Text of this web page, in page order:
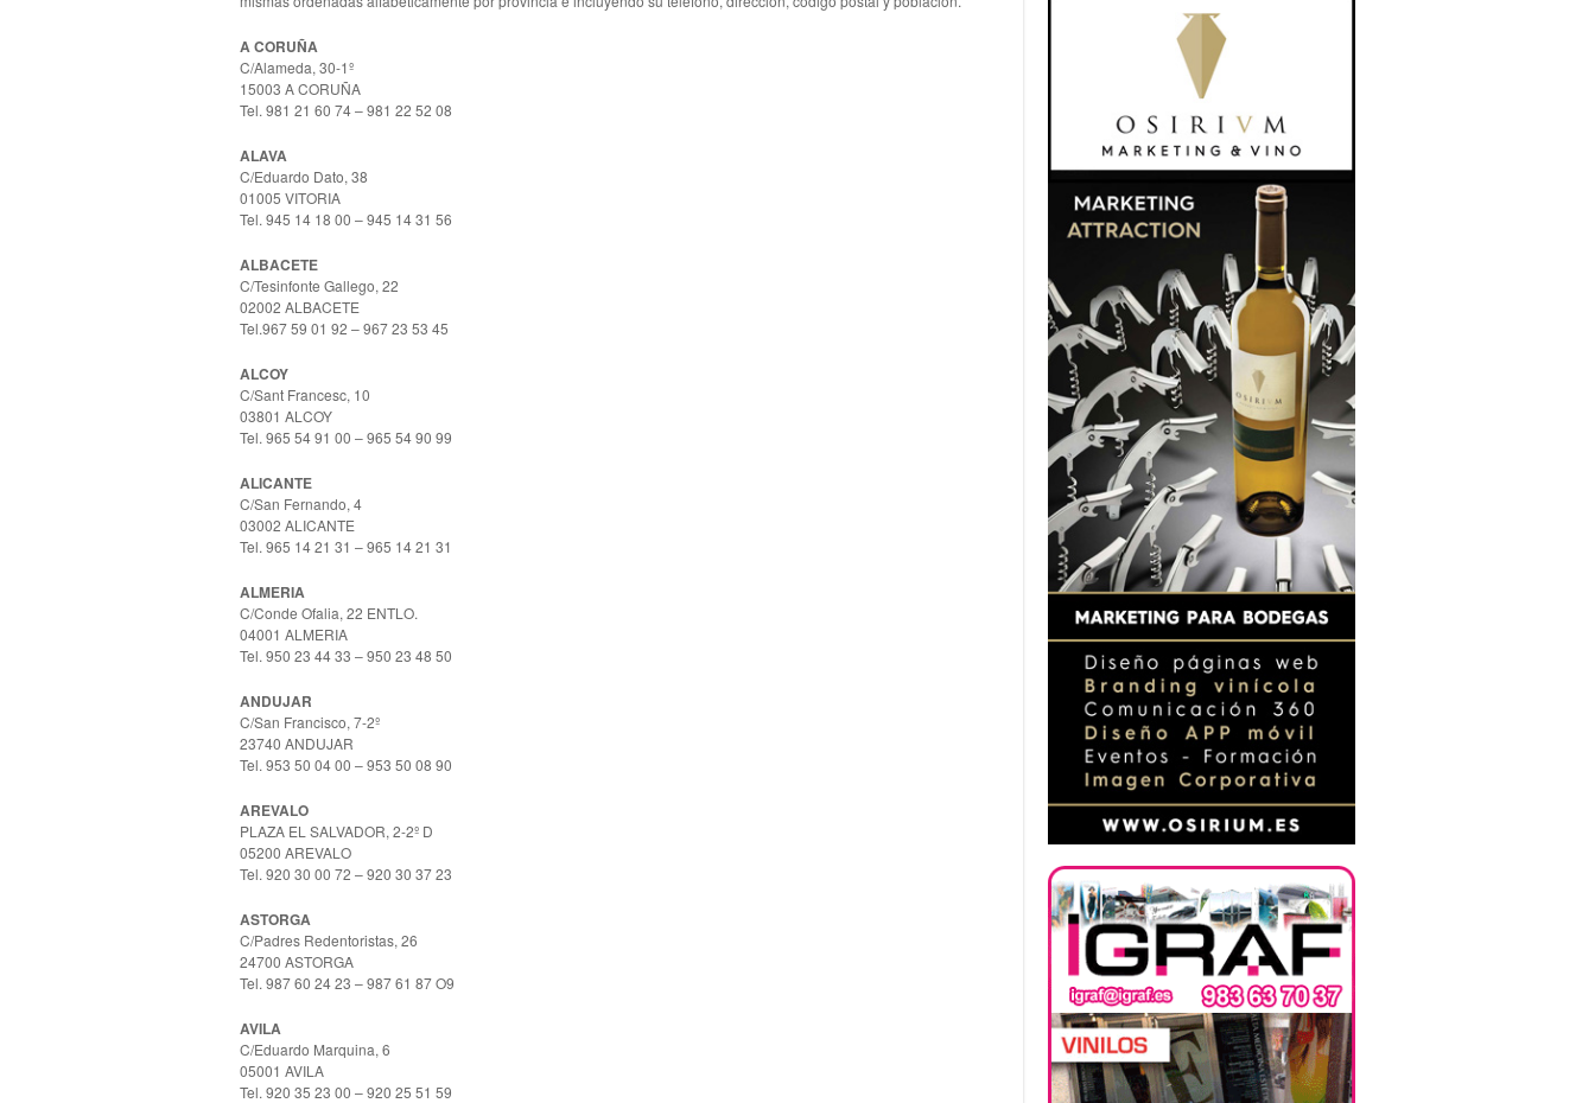
A CORUÑA
C/Alameda, 30-1º
15003 A CORUÑA
Tel. 981 21 60 74 – 981 22 52 08
ALAVA
C/Eduardo Dato, 38
01005 VITORIA
Tel. 945 14 18 00 – 945 14 31 56
ALBACETE
C/Tesinfonte Gallego, 22
02002 ALBACETE
Tel.967 59 01 92 – 967 23 53 45
ALCOY
C/Sant Francesc, 10
03801 ALCOY
Tel. 965 54 91 00 – 965 54 90 99
ALICANTE
C/San Fernando, 4
03002 ALICANTE
Tel. 965 14 21 31 – 965 14 21 31
ALMERIA
C/Conde Ofalia, 22 ENTLO.
04001 ALMERIA
Tel. 950 23 44 33 – 950 23 48 50
ANDUJAR
C/San Francisco, 7-2º
23740 ANDUJAR
Tel. 953 50 04 00 – 953 50 08 90
AREVALO
PLAZA EL SALVADOR, 2-2º D
05200 AREVALO
Tel. 920 30 00 72 – 920 30 37 23
ASTORGA
C/Padres Redentoristas, 26
24700 ASTORGA
Tel. 987 60 24 23 – 987 61 87 O9
AVILA
C/Eduardo Marquina, 6
05001 AVILA
Tel. 920 35 23 00 – 920 25 51 59